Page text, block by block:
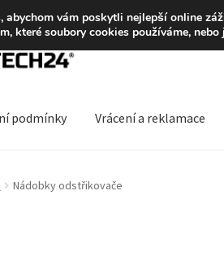
Kč
podmínky Vrácení a reklamace
Nádobky odstřikovače
abychom vám poskytli nejlepší online
které soubory cookies používáme,